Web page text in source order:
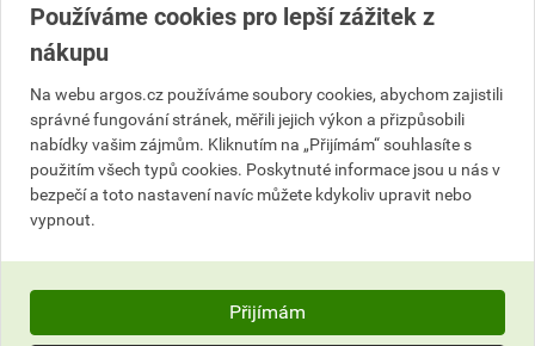
Výrobky značky:
Popis
SCHN ZBY2147 Štítek
Informace o ceně
Parametry
Používáme cookies pro lepší zážitek z
nákupu
Na webu argos.cz používáme soubory cookies, abychom zajistili
správné fungování stránek, měřili jejich výkon a přizpůsobili
nabídky vašim zájmům. Kliknutím na „Přijímám“ souhlasíte s
použitím všech typů cookies. Poskytnuté informace jsou u nás v
bezpečí a toto nastavení navíc můžete kdykoliv upravit nebo
vypnout.
Přijímám